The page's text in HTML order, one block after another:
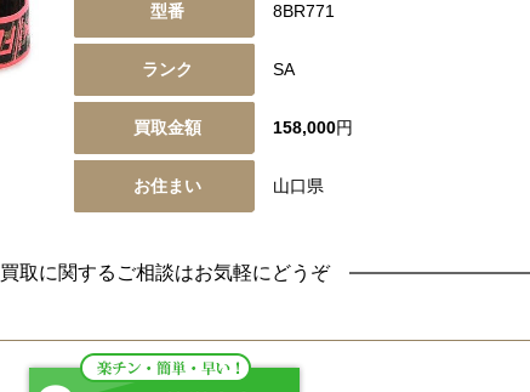
型番 8BR771
ランク SA
買取金額 158,000円
お住まい 山口県
買取に関するご相談はお気軽にどうぞ